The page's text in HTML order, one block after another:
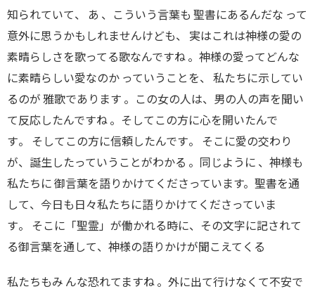
知られていて、 あ 、
こういう言葉も 聖書にあるんだな って
意外に思うかもしれませんけども、
実はこれは神様の愛の
素晴らしさを歌ってる歌なんですね 。神様の愛ってどんな
に素晴らしい愛なのか っていうことを、
私たちに示してい
るのが 雅歌であります 。 この女の人は、 男の人の声を聞い
て反応したんですね 。
そしてこの方に心を開いたんで
す。 そしてこの方に信頼したんです。
そこに愛の交わり
が、 誕生したっていうことがわかる 。同じように 、 神様も
私たちに 御言葉を語りかけてくださっています。聖書を通
して、 今日も日々私たちに語りかけてくださっていま
す。 そこに 「聖霊 」 が働かれる時に、
その文字に記されて
る御言葉を通して、 神様の語りかけが聞こえてくる
私たちもみ んな恐れてますね 。外に出て行けなくて不安で